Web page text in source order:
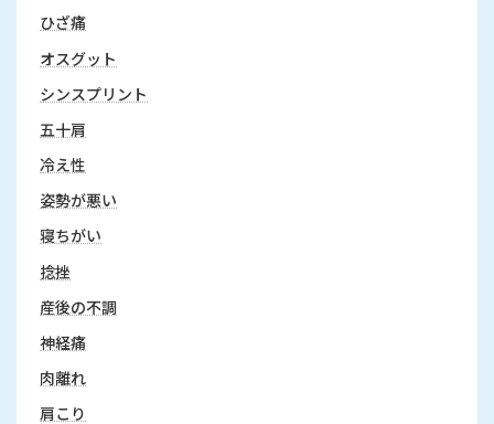
ひざ痛
オスグット
シンスプリント
五十肩
冷え性
姿勢が悪い
寝ちがい
捻挫
産後の不調
神経痛
肉離れ
肩こり